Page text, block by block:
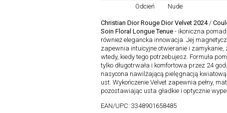
Odcień
Nude
Christian Dior Rouge Dior Velvet 2024/
Soin Floral Longue Tenue - ikoniczna
również elegancka innowacja. Jej
zapewnia intuicyjne otwieranie i zamykanie,
wtedy, kiedy tego potrzebujesz. Formuła
tylko długotrwała i komfortowa przez 24
nasycona nawilżającą pielęgnacją
ust. Wykończenie Velvet zapewnia pełny,
pozostawiając usta gładkie i optycznie
EAN/UPC: 3348901658485